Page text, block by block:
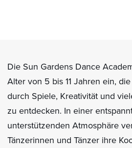
Die Sun Gardens Dance
Alter von 5 bis 11 Jahren ein,
durch Spiele, Kreativität und
zu entdecken. In einer
unterstützenden Atmosphäre
Tänzerinnen und Tänzer ihre